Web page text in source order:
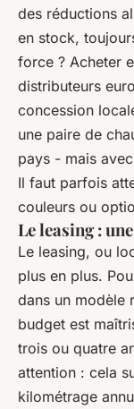
des réductions
en stock,
force ? Acheter
distributeurs
concession
une paire de
pays - mais
Il faut parfois
couleurs ou
Le leasing :
Le leasing, ou
plus en plus.
dans un modèle
budget est
trois ou quatre
attention : cela
kilométrage